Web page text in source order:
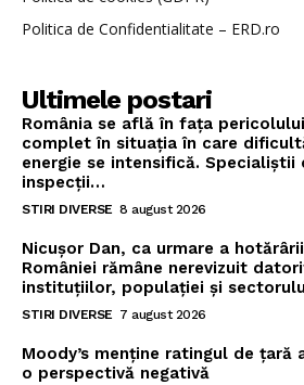
Politica de Confidentialitate – ERD.ro
Ultimele postari
România se află în fața
complet în situația în care
energie se intensifică. Specialiștii
inspecții…
STIRI DIVERSE 8 august 2026
Nicușor Dan, ca urmare a
României rămâne nerevizuit
instituțiilor, populației și
STIRI DIVERSE 7 august 2026
Moody’s menține ratingul de țară
o perspectivă negativă